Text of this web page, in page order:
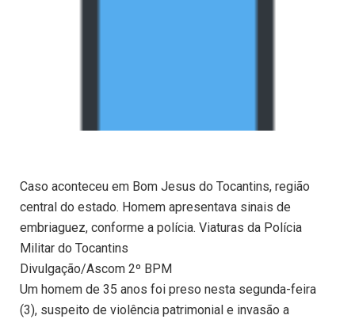
Caso aconteceu em Bom Jesus do Tocantins, região
central do estado. Homem apresentava sinais de
embriaguez, conforme a polícia. Viaturas da Polícia
Militar do Tocantins
Divulgação/Ascom 2º BPM
Um homem de 35 anos foi preso nesta segunda-feira
(3), suspeito de violência patrimonial e invasão a